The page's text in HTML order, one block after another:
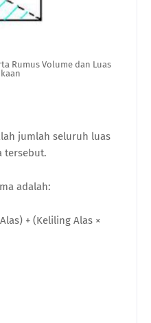
Rumus Volume dan Luas
jumlah seluruh luas
tersebut.
adalah:
+ (Keliling Alas ×